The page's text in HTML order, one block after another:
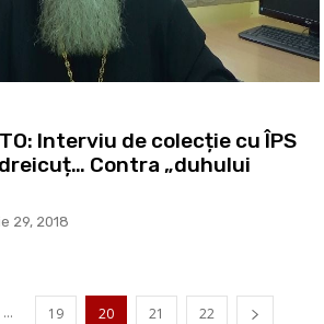
Interviu de colecție cu ÎPS
Contra „duhului
29, 2018
... 19 20 21 22